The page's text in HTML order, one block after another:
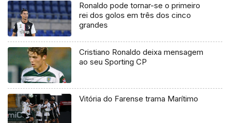
Ronaldo pode tornar-se o primeiro
rei dos golos em três dos cinco
grandes
Cristiano Ronaldo deixa mensagem
ao seu Sporting CP
Vitória do Farense trama Marítimo